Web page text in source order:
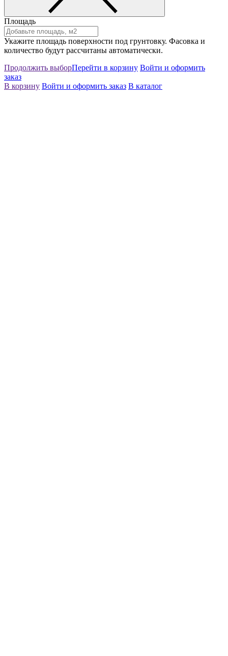
Площадь
Укажите площадь поверхности под грунтовку. Фасовка и
количество будут рассчитаны автоматически.
Продолжить выборПерейти в корзину Войти и оформить
заказ
В корзину Войти и оформить заказ В каталог